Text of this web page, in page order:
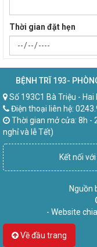
Thời gian đặt hẹn
BỆNH TRĨ 193-
Số 193C1 Bà Triệu - Hai
Điện thoại liên hệ:
Thời gian mở cửa: 8h -
nghỉ và lễ Tết)
Kết nối
Nguồn
- Website
Về đầu trang